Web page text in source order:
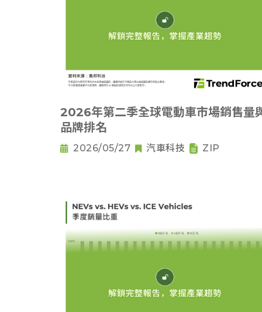
2026年第二季全球電動車市場銷售量
品牌排名
2026/05/27 汽車科技 ZIP